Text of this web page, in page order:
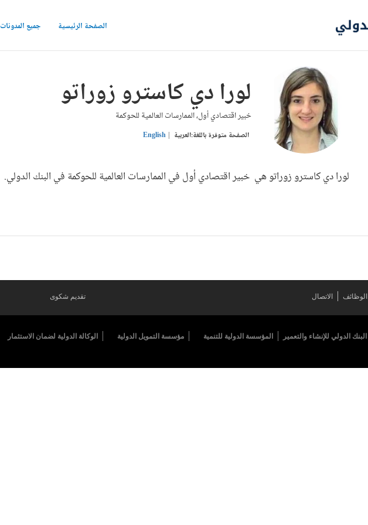
الصفحة الرئيسية جميع المدونات
لورا دي كاسترو زوراتو
خبير اقتصادي أول، الممارسات العالمية للحوكمة
الصفحة متوفرة باللغة:العربية English
لورا دي كاسترو زوراتو هي خبير اقتصادي أول في الممارسات العالمية للحوكمة في البنك الدولي.
الوظائف الاتصال تقديم شكوى
البنك الدولي للإنشاء والتعمير المؤسسة الدولية للتنمية مؤسسة التمويل الدولية الوكالة الدولية لضمان الاستثمار